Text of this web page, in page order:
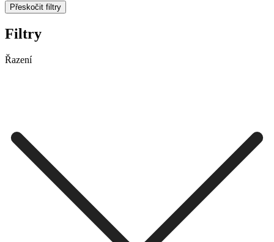
Přeskočit filtry
Filtry
Řazení